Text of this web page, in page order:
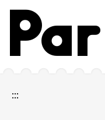
跳到主要內容區塊
網站導覽
:::